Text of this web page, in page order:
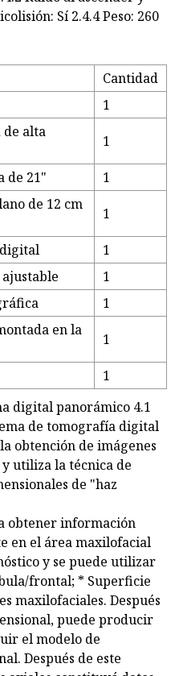
Sí 2.4.4 Peso: 260
Cantidad
1
de alta
1
de 21" 1
de 12 cm
1
1
1
1
en la
1
1
digital panorámico 4.1
de tomografía digital
obtención de imágenes
utiliza la técnica de
de "haz
obtener información
en el área maxilofacial
y se puede utilizar
frontal; * Superficie
maxilofaciales. Después
puede producir
el modelo de
Después de este